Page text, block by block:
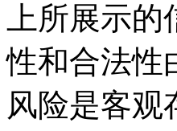
上所展示
性和合法性
风险是客观